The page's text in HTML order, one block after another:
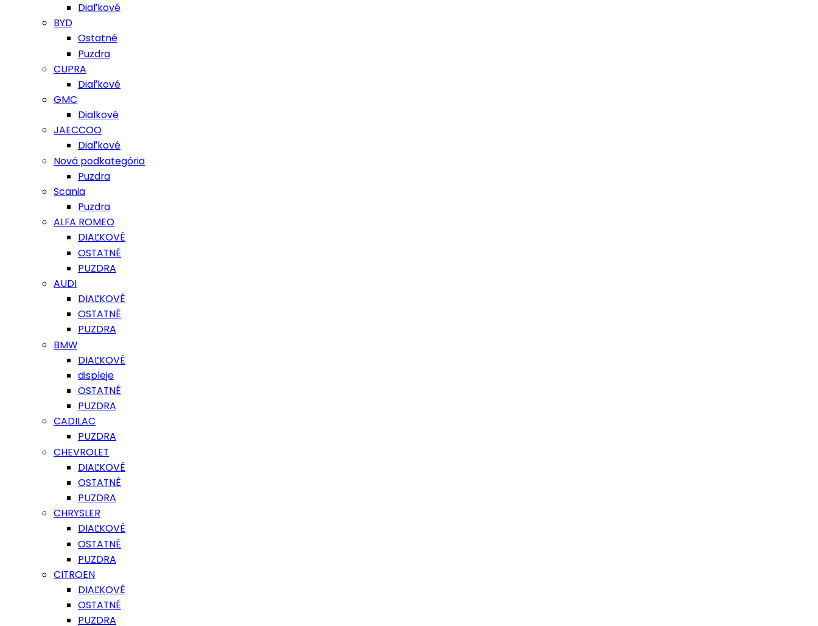
Diaľkové
BYD
Ostatné
Puzdra
CUPRA
Diaľkové
GMC
Dialkové
JAECCOO
Diaľkové
Nová podkategória
Puzdra
Scania
Puzdra
ALFA ROMEO
DIAĽKOVÉ
OSTATNÉ
PUZDRA
AUDI
DIAĽKOVÉ
OSTATNÉ
PUZDRA
BMW
DIAĽKOVÉ
displeje
OSTATNÉ
PUZDRA
CADILAC
PUZDRA
CHEVROLET
DIAĽKOVÉ
OSTATNÉ
PUZDRA
CHRYSLER
DIAĽKOVÉ
OSTATNÉ
PUZDRA
CITROEN
DIAĽKOVÉ
OSTATNÉ
PUZDRA